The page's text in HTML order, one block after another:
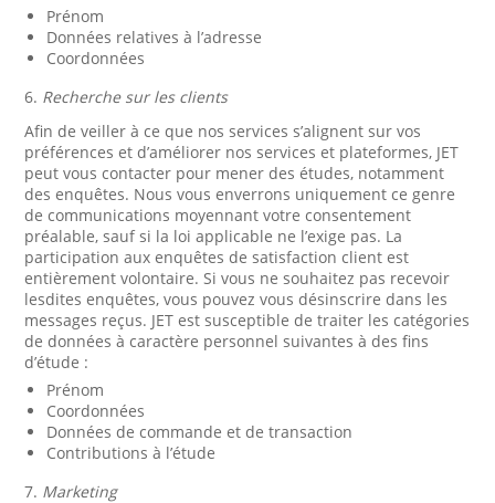
Prénom
Données relatives à l’adresse
Coordonnées
6. Recherche sur les clients
Afin de veiller à ce que nos services s’alignent sur vos
préférences et d’améliorer nos services et plateformes, JET
peut vous contacter pour mener des études, notamment
des enquêtes. Nous vous enverrons uniquement ce genre
de communications moyennant votre consentement
préalable, sauf si la loi applicable ne l’exige pas. La
participation aux enquêtes de satisfaction client est
entièrement volontaire. Si vous ne souhaitez pas recevoir
lesdites enquêtes, vous pouvez vous désinscrire dans les
messages reçus. JET est susceptible de traiter les catégories
de données à caractère personnel suivantes à des fins
d’étude :
Prénom
Coordonnées
Données de commande et de transaction
Contributions à l’étude
7. Marketing